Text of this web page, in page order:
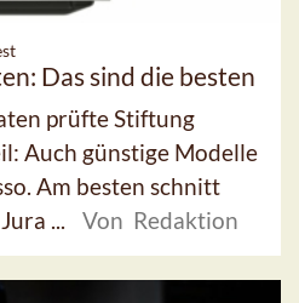
Das sind die besten
prüfte Stiftung
Auch günstige Modelle
Am besten schnitt
...
Von Redaktion